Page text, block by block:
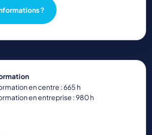
en centre : 665 h
en entreprise : 980 h
?